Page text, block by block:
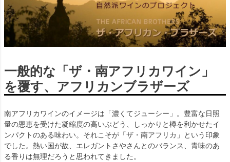
一般的な「ザ・南アフリカワイン」
を覆す、アフリカンブラザーズ
南アフリカワインのイメージは「濃くてジューシー」。豊富な日照
量の恩恵を受けた凝縮度の高いぶどう、しっかりと樽を利かせたイ
ンパクトのある味わい。それこそが「ザ・南アフリカ」という印象
でした。熱い国が故、エレガントさやさんとのバランス、青味のあ
る香りは無理だろうと思われてきました。